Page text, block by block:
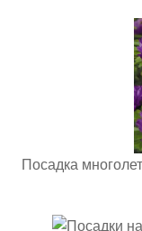
Посадка